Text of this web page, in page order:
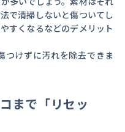
で清掃しないと傷ついてし
すくなるなどのデメリット
つけずに汚れを除去できま
まで「リセッ